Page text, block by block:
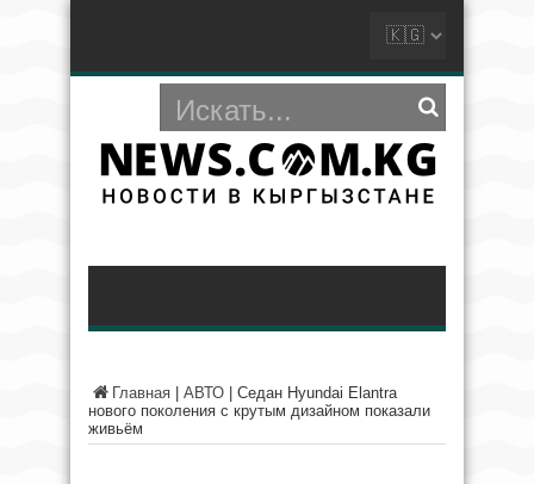
Главная АВТО
Седан Hyundai Elantra
нового поколения с крутым дизайном показали
живьём